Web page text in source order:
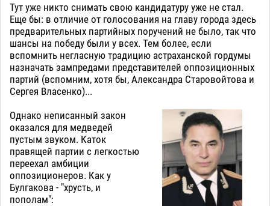
Тут уже никто снимать свою кандидатуру уже не стал.
Еще бы: в отличие от голосования на главу города здесь
предварительных партийных поручений не было, так что
шансы на победу были у всех. Тем более, если
вспомнить негласную традицию астраханской гордумы
назначать зампредами представителей оппозиционных
партий (вспомним, хотя бы, Александра Старовойтова и
Сергея Власенко)...
Однако неписанный закон
оказался для медведей
пустым звуком. Каток
правящей партии с легкостью
переехал амбиции
оппозиционеров. Как у
Булгакова - "хрусть, и
пополам":